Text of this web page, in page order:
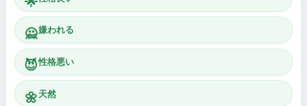
🙅嫌われる
😈性格悪い
🌼 天然